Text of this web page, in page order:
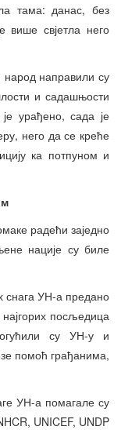
тама: данас, без
свјетла него
направили су
и садашњости
урађено, сада је
него да се креће
ка потпуном и
радећи заједно
нације су биле
снага УН-а предано
посљедица
су УН-у и
помоћ грађанима,
УН-а помагале су
UNICEF, UNDP